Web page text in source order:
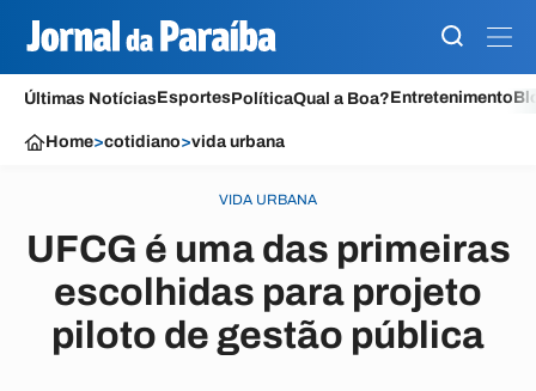
Últimas NotíciasEsportesPolíticaQual a Boa?Entretenimento
Home>cotidiano>vida urbana
VIDA URBANA
UFCG é uma das primeiras
escolhidas para projeto
piloto de gestão pública